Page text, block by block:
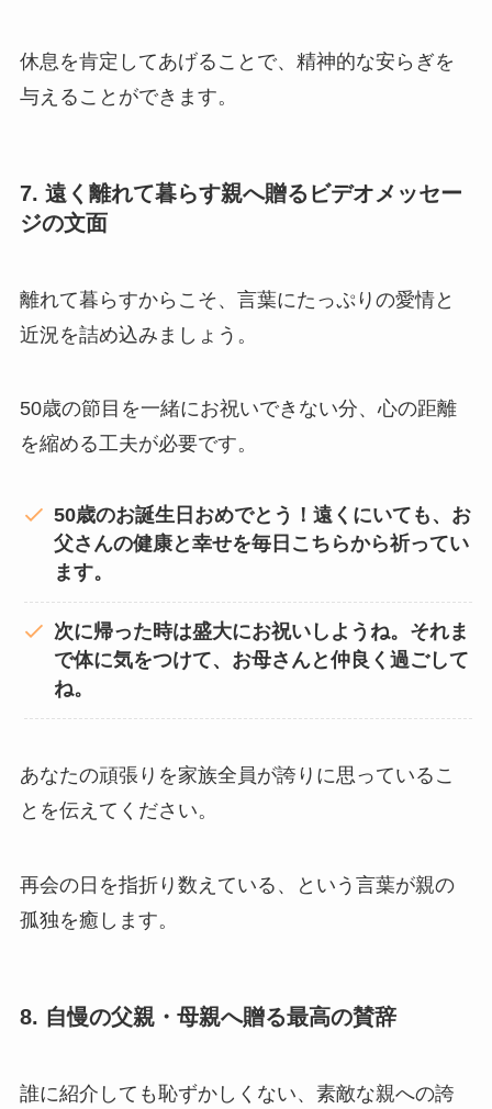
休息を肯定してあげることで、精神的な安らぎを
与えることができます。
7. 遠く離れて暮らす親へ贈るビデオメッセー
ジの文面
離れて暮らすからこそ、言葉にたっぷりの愛情と
近況を詰め込みましょう。
50歳の節目を一緒にお祝いできない分、心の距離
を縮める工夫が必要です。
50歳のお誕生日おめでとう！遠くにいても、お
父さんの健康と幸せを毎日こちらから祈ってい
ます。
次に帰った時は盛大にお祝いしようね。それま
で体に気をつけて、お母さんと仲良く過ごして
ね。
あなたの頑張りを家族全員が誇りに思っているこ
とを伝えてください。
再会の日を指折り数えている、という言葉が親の
孤独を癒します。
8. 自慢の父親・母親へ贈る最高の賛辞
誰に紹介しても恥ずかしくない、素敵な親への誇